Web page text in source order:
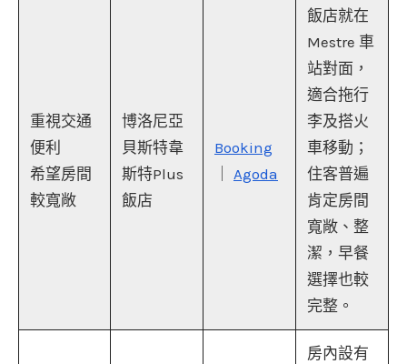
重視交通
便利
希望房間
較寬敞
博洛尼亞
貝斯特韋
斯特Plus
飯店
Booking
Agoda
飯店就在
Mestre 車
站對面，
適合拖行
李及搭火
車移動；
住客普遍
肯定房間
寬敞、整
潔，早餐
選擇也較
完整。
房內設有